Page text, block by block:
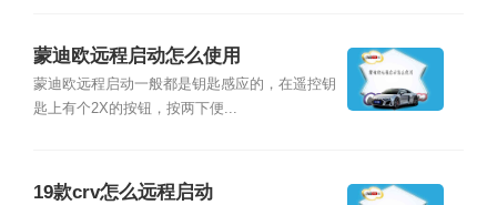
蒙迪欧远程启动怎么使用
蒙迪欧远程启动一般都是钥匙感应的，在遥控钥
匙上有个2X的按钮，按两下便...
19款crv怎么远程启动